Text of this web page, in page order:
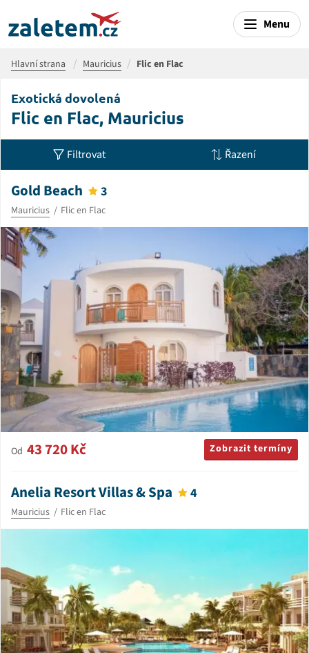
Menu
Hlavní strana Mauricius Flic en Flac
Exotická dovolená
Flic en Flac, Mauricius
Filtrovat Řazení
Gold Beach 3
Mauricius Flic en Flac
Od 43 720 Kč Zobrazit termíny
Anelia Resort Villas & Spa 4
Mauricius Flic en Flac